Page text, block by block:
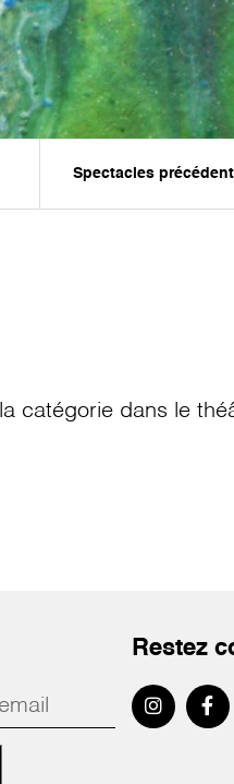
Spectacles
catégorie dans le
Restez